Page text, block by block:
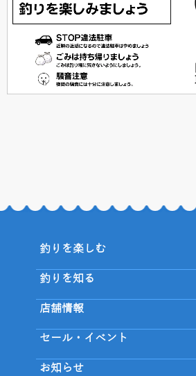
釣りを楽しむ
釣りを知る
店舗情報
セール・イベント
お知らせ